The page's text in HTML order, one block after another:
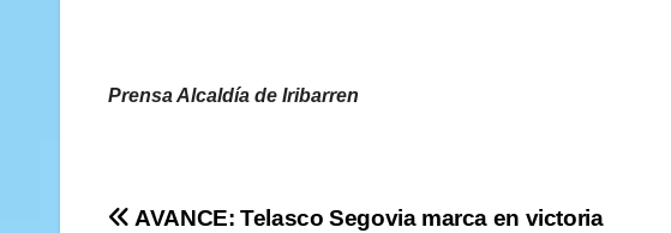
Prensa Alcaldía de Iribarren
AVANCE: Telasco Segovia marca en victoria